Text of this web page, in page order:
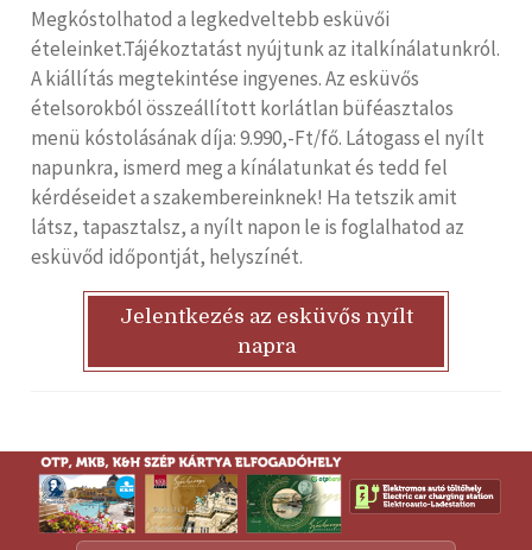
Megkóstolhatod a legkedveltebb esküvői
ételeinket.Tájékoztatást nyújtunk az italkínálatunkról.
A kiállítás megtekintése ingyenes. Az esküvős
ételsorokból összeállított korlátlan büféasztalos
menü kóstolásának díja: 9.990,-Ft/fő. Látogass el nyílt
napunkra, ismerd meg a kínálatunkat és tedd fel
kérdéseidet a szakembereinknek! Ha tetszik amit
látsz, tapasztalsz, a nyílt napon le is foglalhatod az
esküvőd időpontját, helyszínét.
Jelentkezés az esküvős nyílt
napra